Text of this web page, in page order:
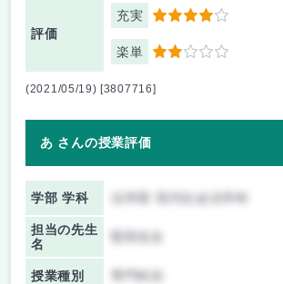
評価
充実 4
楽単 2
(2021/05/19) [3807716]
あ さんの授業評価
学部 学科
担当の先生
名
授業種別